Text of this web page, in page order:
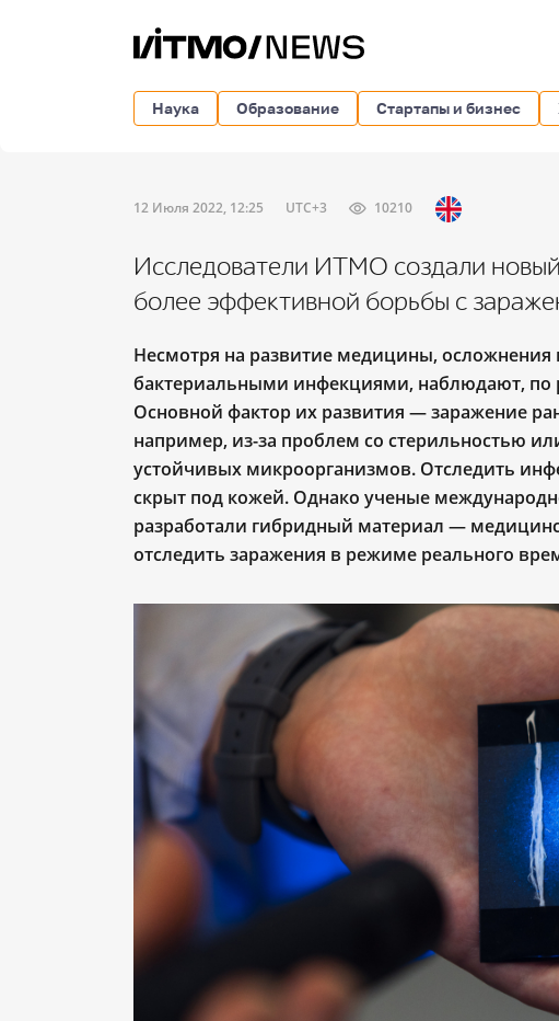
Наука Образование Стартапы и бизнес
12 Июля 2022, 12:25 UTC+3 10210
Исследователи ИТМО создали
более эффективной борьбы с
Несмотря на развитие медицины,
бактериальными инфекциями, наблюдают, по
Основной фактор их развития — заражение
например, из-за проблем со стерильностью
устойчивых микроорганизмов. Отследить
скрыт под кожей. Однако ученые
разработали гибридный материал —
отследить заражения в режиме реального